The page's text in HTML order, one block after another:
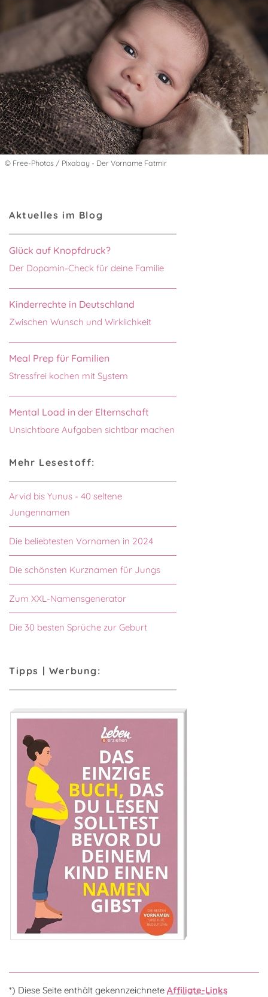
© Free-Photos / Pixabay - Der Vorname Fatmir
Aktuelles im Blog
Glück auf Knopfdruck?
Der Dopamin-Check für deine Familie
Kinderrechte in Deutschland
Zwischen Wunsch und Wirklichkeit
Meal Prep für Familien
Stressfrei kochen mit System
Mental Load in der Elternschaft
Unsichtbare Aufgaben sichtbar machen
Mehr Lesestoff:
Arvid bis Yunus - 40 seltene
Jungennamen
Die beliebtesten Vornamen in 2024
Die schönsten Kurznamen für Jungs
Zum XXL-Namensgenerator
Die 30 besten Sprüche zur Geburt
Tipps | Werbung:
*) Diese Seite enthält gekennzeichnete Affiliate-Links